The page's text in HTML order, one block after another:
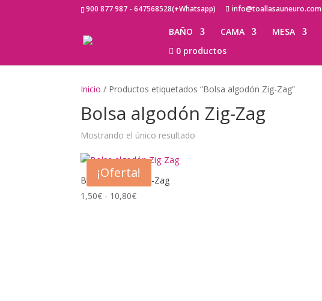
900 877 987 - 647568528(+Whatsapp) info@toallasauneuro.com
BAÑO CAMA MESA
0 productos
Inicio / Productos etiquetados “Bolsa algodón Zig-Zag”
Bolsa algodón Zig-Zag
Mostrando el único resultado
¡Oferta!
Bolsa algodón Zig-Zag
1,50€ - 10,80€Rango